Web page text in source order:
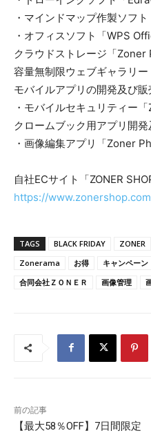
・マインドマップ作製ソフ
・オフィスソフト「WPS
クラウドストレージ「Zoner
容量無制限ウェブギャラリー
モバイルアプリの開発及び販
・モバイルセキュリティー
クロームブック用アプリ開発
・画像編集アプリ「Zoner
自社ECサイト「ZONER
https://
TAGS BLACK FRIDAY ZONER
Zonerama
お得 キャンペーン
合同会社ＺＯＮＥＲ
画像管理
前の記事
【最大58％OFF】7日間限定